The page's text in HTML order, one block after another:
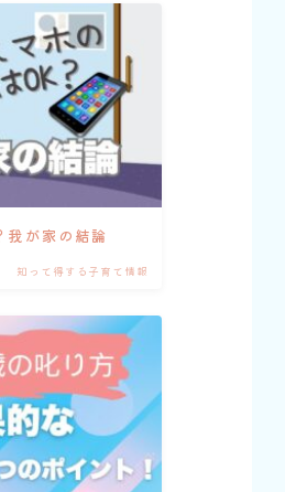
が家の結論
知って得する子育て情報